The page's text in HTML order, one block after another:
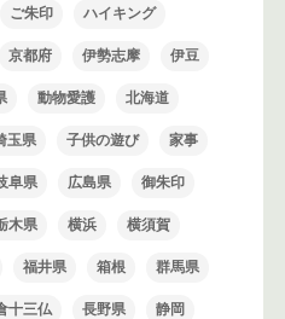
ご朱印 ハイキング
京都府 伊勢志摩 伊豆
動物愛護 北海道
玉県 子供の遊び 家事
阜県 広島県 御朱印
木県 横浜 横須賀
福井県 箱根 群馬県
十三仏 長野県 静岡